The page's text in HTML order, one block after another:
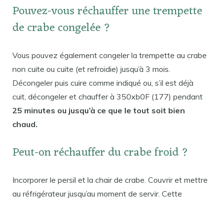
Pouvez-vous réchauffer une trempette
de crabe congelée ?
Vous pouvez également congeler la trempette au crabe
non cuite ou cuite (et refroidie) jusqu’à 3 mois.
Décongeler puis cuire comme indiqué ou, s’il est déjà
cuit, décongeler et chauffer à 350xb0F (177) pendant
25 minutes ou jusqu’à ce que le tout soit bien
chaud.
Peut-on réchauffer du crabe froid ?
Incorporer le persil et la chair de crabe. Couvrir et mettre
au réfrigérateur jusqu’au moment de servir. Cette